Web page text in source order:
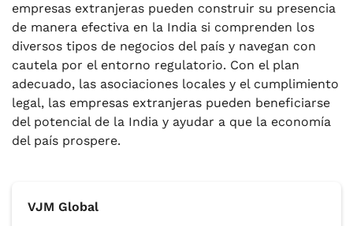
empresas extranjeras pueden construir su presencia
de manera efectiva en la India si comprenden los
diversos tipos de negocios del país y navegan con
cautela por el entorno regulatorio. Con el plan
adecuado, las asociaciones locales y el cumplimiento
legal, las empresas extranjeras pueden beneficiarse
del potencial de la India y ayudar a que la economía
del país prospere.
VJM Global